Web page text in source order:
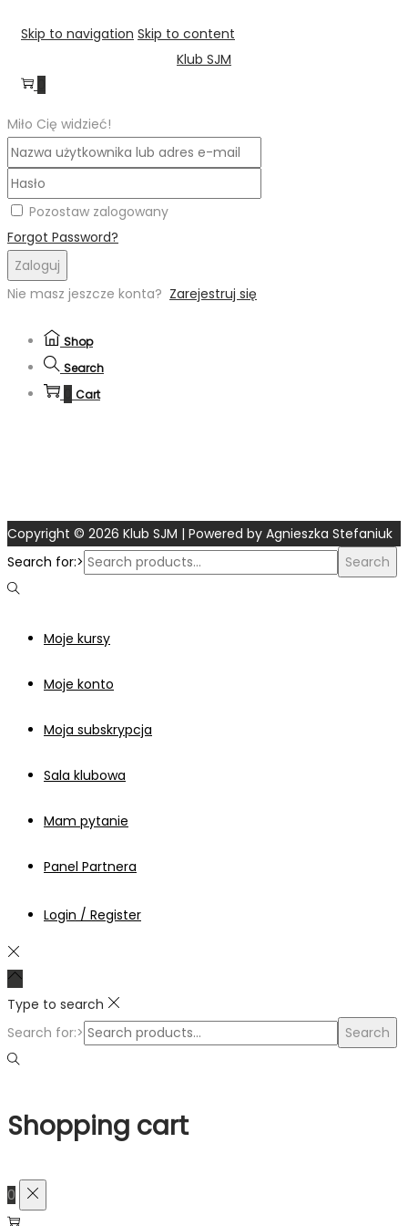
Skip to navigation Skip to content
Klub SJM
Miło Cię widzieć!
Pozostaw zalogowany
Forgot Password?
Zaloguj
Nie masz jeszcze konta? Zarejestruj się
Shop
Search
Cart
Copyright © 2026 Klub SJM | Powered by Agnieszka Stefaniuk
Search for:>
Search
Moje kursy
Moje konto
Moja subskrypcja
Sala klubowa
Mam pytanie
Panel Partnera
Login / Register
Type to search
Search for:>
Search
Shopping cart
0